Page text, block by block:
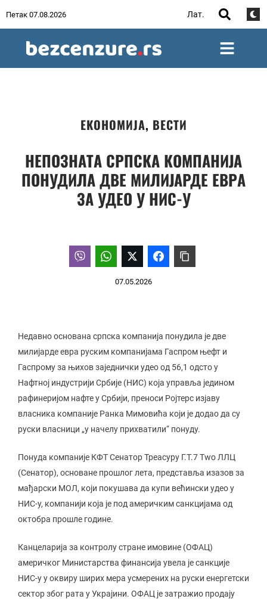
Петак 07.08.2026 Лат.
ЕКОНОМИЈА, ВЕСТИ
НЕПОЗНАТА СРПСКА КОМПАНИЈА
ПОНУДИЛА ДВЕ МИЛИЈАРДЕ ЕВРА
ЗА УДЕО У НИС-У
07.05.2026
Недавно основана српска компанија понудила је две
милијарде евра руским компанијама Гаспром њефт и
Гаспрому за њихов заједнички удео од 56,1 одсто у
Нафтној индустрији Србије (НИС) која управља једином
рафинеријом нафте у Србији, преноси Ројтерс изјаву
власника компаније Ранка Мимовића који је додао да су
руски власници „у начелу прихватили“ понуду.
Понуда компаније КФТ Сенатор Треасурy Г.Т.7 Тwо ЛЛЦ
(Сенатор), основане прошлог лета, представља изазов за
мађарски МОЛ, који покушава да купи већински удео у
НИС-у, компанији која је под америчким санкцијама од
октобра прошле године.
Канцеларија за контролу стране имовине (ОФАЦ)
америчког Министарства финансија увела је санкције
НИС-у у оквиру ширих мера усмерених на руски енергетски
сектор због рата у Украјини. ОФАЦ је затражио продају